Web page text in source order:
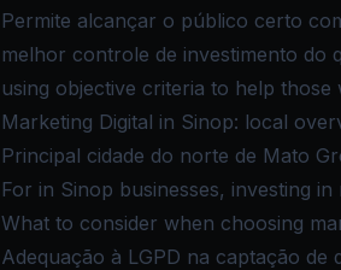
Permite alcançar o público certo
melhor controle de investimento do
using objective criteria to help those
Marketing Digital in Sinop: local
Principal cidade do norte de Mato
For in Sinop businesses, investing
What to consider when choosing
Adequação à LGPD na captação de